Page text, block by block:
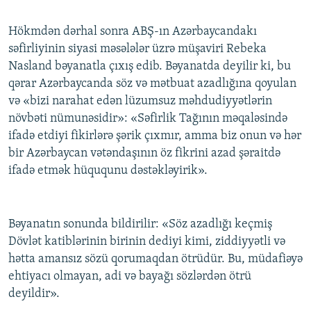
Hökmdən dərhal sonra ABŞ-ın Azərbaycandakı
səfirliyinin siyasi məsələlər üzrə müşaviri Rebeka
Nasland bəyanatla çıxış edib. Bəyanatda deyilir ki, bu
qərar Azərbaycanda söz və mətbuat azadlığına qoyulan
və «bizi narahat edən lüzumsuz məhdudiyyətlərin
növbəti nümunəsidir»: «Səfirlik Tağının məqaləsində
ifadə etdiyi fikirlərə şərik çıxmır, amma biz onun və hər
bir Azərbaycan vətəndaşının öz fikrini azad şəraitdə
ifadə etmək hüququnu dəstəkləyirik».
Bəyanatın sonunda bildirilir: «Söz azadlığı keçmiş
Dövlət katiblərinin birinin dediyi kimi, ziddiyyətli və
hətta amansız sözü qorumaqdan ötrüdür. Bu, müdafiəyə
ehtiyacı olmayan, adi və bayağı sözlərdən ötrü
deyildir».